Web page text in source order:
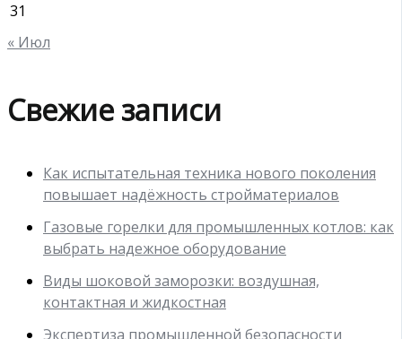
31
« Июл
Свежие записи
Как испытательная техника нового поколения
повышает надёжность стройматериалов
Газовые горелки для промышленных котлов: как
выбрать надежное оборудование
Виды шоковой заморозки: воздушная,
контактная и жидкостная
Экспертиза промышленной безопасности